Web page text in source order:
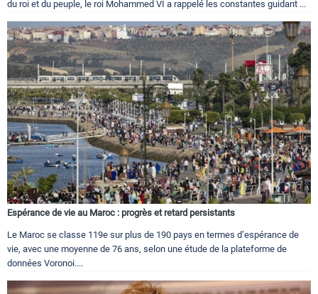
du roi et du peuple, le roi Mohammed VI a rappelé les constantes guidant ...
Espérance de vie au Maroc : progrès et retard persistants
Le Maroc se classe 119e sur plus de 190 pays en termes d’espérance de
vie, avec une moyenne de 76 ans, selon une étude de la plateforme de
données Voronoi....